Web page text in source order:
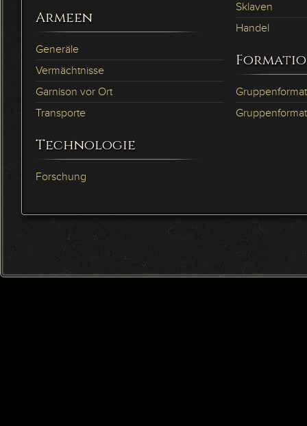
Armeen
Generäle
Vermächtnisse
Garnison vor Ort
Transporte
Technologie
Forschung
Sklaven
Handel